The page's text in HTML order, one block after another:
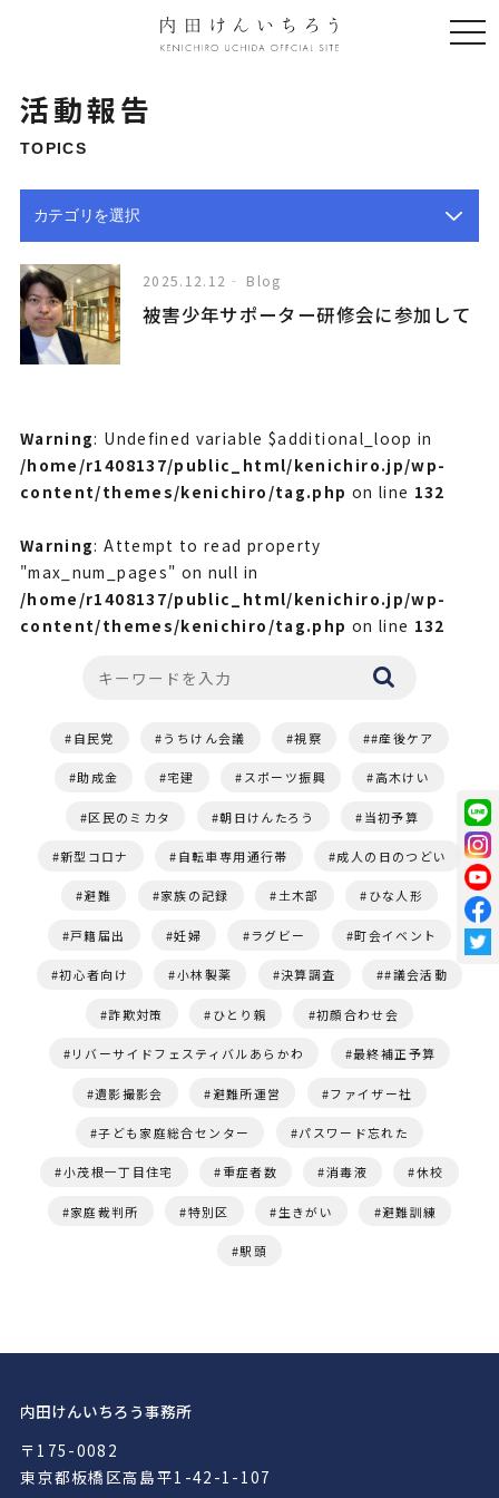
活動報告
TOPICS
2025.12.12 Blog
被害少年サポーター研修会に参加して
Warning: Undefined variable $additional_loop in
/home/r1408137/public_html/kenichiro.jp/wp-
content/themes/kenichiro/tag.php on line 132
Warning: Attempt to read property
"max_num_pages" on null in
/home/r1408137/public_html/kenichiro.jp/wp-
content/themes/kenichiro/tag.php on line 132
自民党 うちけん会議 視察 #産後ケア
助成金 宅建 スポーツ振興 高木けい
区民のミカタ 朝日けんたろう 当初予算
新型コロナ 自転車専用通行帯 成人の日のつどい
避難 家族の記録 土木部 ひな人形
戸籍届出 妊婦 ラグビー 町会イベント
初心者向け 小林製薬 決算調査 #議会活動
詐欺対策 ひとり親 初顔合わせ会
リバーサイドフェスティバルあらかわ 最終補正予算
遺影撮影会 避難所運営 ファイザー社
子ども家庭総合センター パスワード忘れた
小茂根一丁目住宅 重症者数 消毒液 休校
家庭裁判所 特別区 生きがい 避難訓練
駅頭
内田けんいちろう事務所
〒175-0082
東京都板橋区高島平1-42-1-107